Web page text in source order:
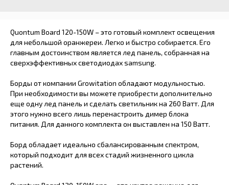
Quontum Board 120-150W – это готовый комплект освещения
для небольшой орaнжереи. Легко и быстро собирается. Его
главным достоинством является лед панель, собранная на
сверхэффективных светодиодах samsung.
Борды от компании Growitation обладают модульностью.
При необходимости вы можете приобрести дополнительно
еще одну лед панель и сделать светильник на 260 Ватт. Для
этого нужно всего лишь перенастроить димер блока
питания. Для данного комплекта он выставлен на 150 Ватт.
Борд обладает идеально сбалансированным спектром,
который подходит для всех стадий жизненного цикла
растений.